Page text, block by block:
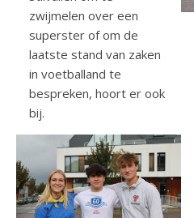
zwijmelen over een
superster of om de
laatste stand van zaken
in voetballand te
bespreken, hoort er ook
bij.